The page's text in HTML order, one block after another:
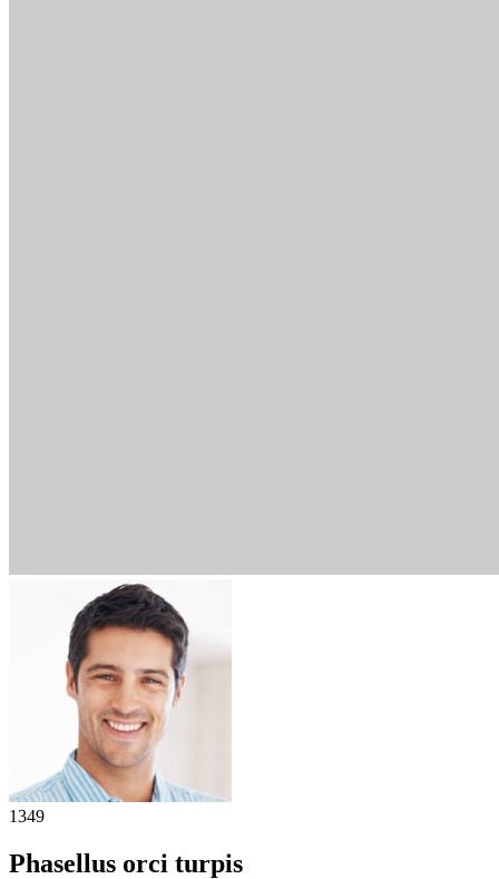
1349
Phasellus orci turpis